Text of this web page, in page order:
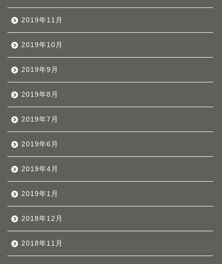
2019年11月
2019年10月
2019年9月
2019年8月
2019年7月
2019年6月
2019年4月
2019年1月
2018年12月
2018年11月